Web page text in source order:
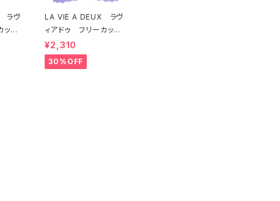
ラヴ
ット
LA VIE A DEUX ラヴ
ィアドゥ フリーカット
レース ブラレット ソ
フトブラ（ラベンダー）22
463 SALE 送料無
¥2,310
30%OFF